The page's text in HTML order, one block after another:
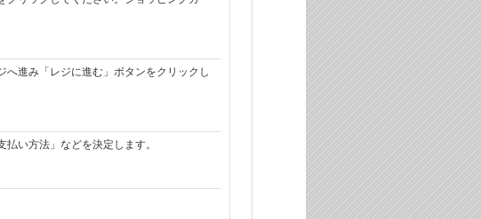
進み「レジに進む」ボタンをクリックし
い方法」などを決定します。